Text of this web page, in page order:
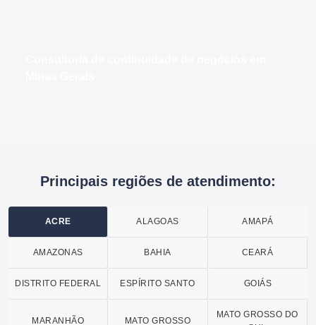
Principais regiões de atendimento:
ACRE ALAGOAS AMAPÁ
AMAZONAS BAHIA CEARÁ
DISTRITO FEDERAL ESPÍRITO SANTO GOIÁS
MARANHÃO MATO GROSSO
MATO GROSSO DO